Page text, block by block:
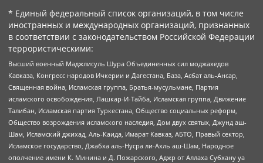
* Единый федеральный список организаций, в том числе
иностранных и международных организаций, признанных
в соответствии с законодательством Российской Федерации
террористическими:
Высший военный Маджлисуль Шура Объединенных сил моджахедов
Кавказа, Конгресс народов Ичкерии и Дагестана, База, Асбат аль-Ансар,
Священная война, Исламская группа, Братья-мусульмане, Партия
исламского освобождения, Лашкар-И-Тайба, Исламская группа, Движение
Талибан, Исламская партия Туркестана, Общество социальных реформ,
Общество возрождения исламского наследия, Дом двух святых, Джунд аш-
Шам, Исламский джихад, Аль-Каида, Имарат Кавказ, АБТО, Правый сектор,
Исламское государство, Джабха аль-Нусра ли-Ахль аш-Шам, Народное
ополчение имени К. Минина и Д. Пожарского, Аджр от Аллаха Субхану уа